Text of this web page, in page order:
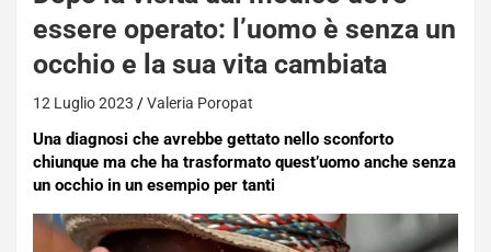
essere operato: l’uomo è senza un
occhio e la sua vita cambiata
12 Luglio 2023 Valeria Poropat
Una diagnosi che avrebbe gettato nello sconforto
chiunque ma che ha trasformato quest’uomo anche senza
un occhio in un esempio per tanti